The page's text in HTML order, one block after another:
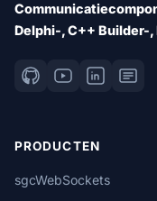
Delphi-, C++ Builder-
PRODUCTEN
sgcWebSockets